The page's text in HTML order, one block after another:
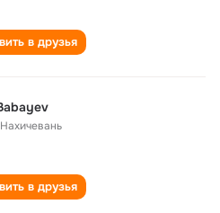
в друзья
Нахичевань
в друзья